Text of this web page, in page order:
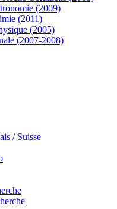
(2009)
(2011)
(2005)
(2007-2008)
/ Suisse